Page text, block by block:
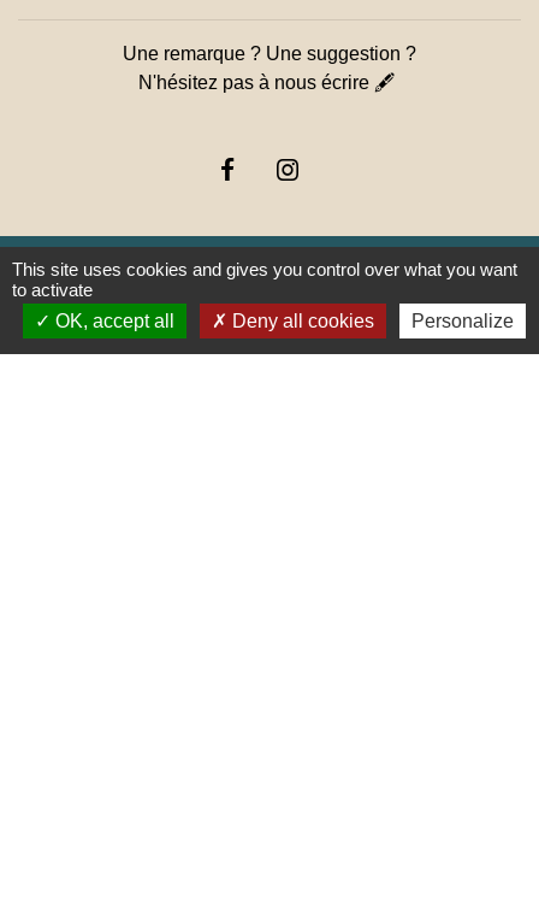
Une remarque ? Une suggestion ?
N'hésitez pas à nous écrire 🖋
Liens
This site uses cookies and gives you control over what you want
to activate
OK, accept all
Deny all cookies Personalize